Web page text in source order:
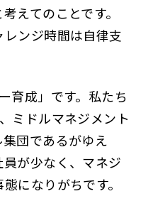
えてのことです。
ンジ時間は自律支
育成」です。私たち
ミドルマネジメント
団であるがゆえ
が少なく、マネジ
になりがちです。